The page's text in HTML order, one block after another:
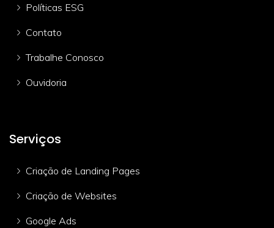
Políticas ESG
Contato
Trabalhe Conosco
Ouvidoria
Serviços
Criação de Landing Pages
Criação de Websites
Google Ads